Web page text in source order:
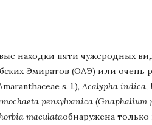
находки пяти чужеродных
Эмиратов (ОАЭ) или очень
s. l.), Acalypha indica,
pensylvanica (Gnaphalium
maculataобнаружена